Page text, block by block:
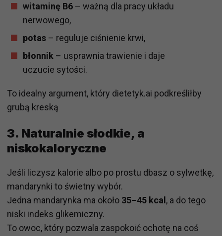
witaminę B6 – ważną dla pracy układu
nerwowego,
potas – reguluje ciśnienie krwi,
błonnik – usprawnia trawienie i daje
uczucie sytości.
To idealny argument, który dietetyk.ai podkreśliłby
grubą kreską
3. Naturalnie słodkie, a
niskokaloryczne
Jeśli liczysz kalorie albo po prostu dbasz o sylwetkę,
mandarynki to świetny wybór.
Jedna mandarynka ma około 35–45 kcal , a do tego
niski indeks glikemiczny.
To owoc, który pozwala zaspokoić ochotę na coś